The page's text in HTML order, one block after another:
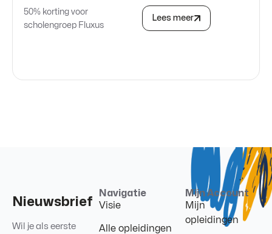
50% korting voor
scholengroep Fluxus
Lees meer
Nieuwsbrief
Wil je als eerste
Navigatie
Visie
Alle opleidingen
Mijn Account
Mijn
opleidingen